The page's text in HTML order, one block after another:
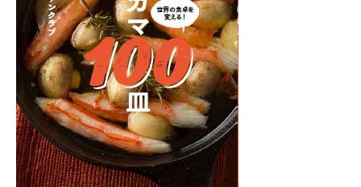
00
日・
祝 9：
00
～
21：
00
CONTACT
利
用